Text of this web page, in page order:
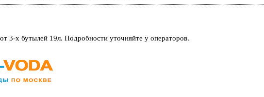
3-х бутылей 19л. Подробности уточняйте у операторов.